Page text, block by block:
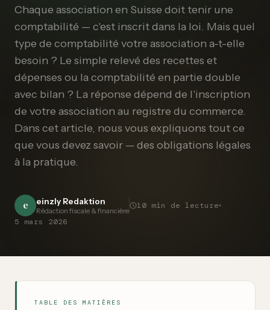
Chaque association en Suisse doit tenir une
comptabilité — c'est inscrit dans la loi. Mais quel
type de comptabilité votre association a-t-elle
besoin ? Le simple relevé des recettes et
dépenses ou la comptabilité en partie double
avec bilan ? La réponse dépend de l'inscription
de votre association au registre du commerce.
Dans cet article, nous vous expliquons tout ce
que vous devez savoir — des obligations légales
à la pratique.
e einzly Redaktion
Rédaction fiscale & financière
10 min de lecture
5 mars 2026
TABLE DES MATIÈRES